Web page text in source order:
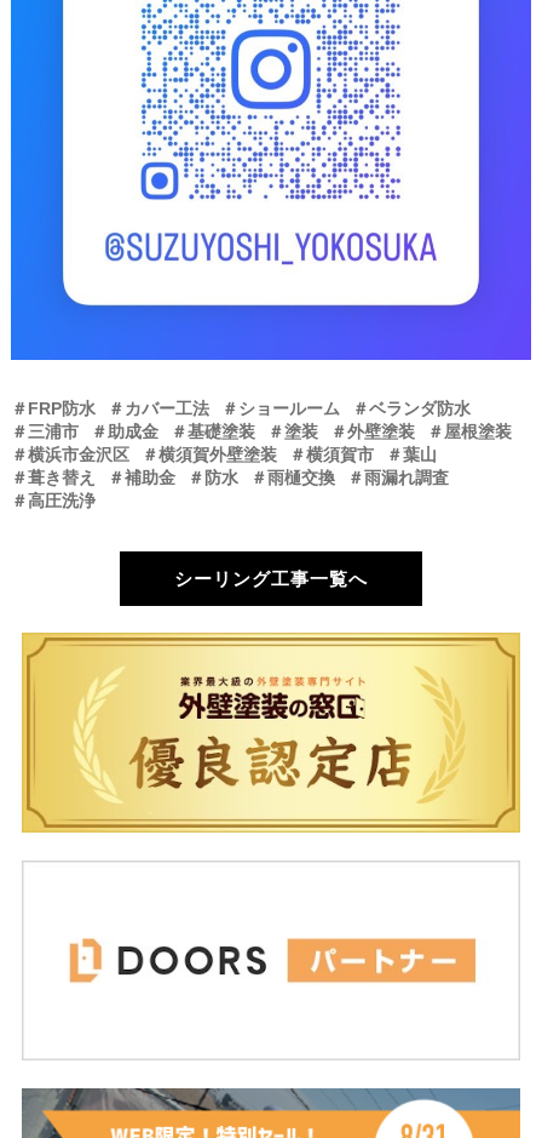
＃FRP防水 ＃カバー工法 ＃ショールーム
＃ベランダ防水
＃三浦市
＃助成金 ＃基礎塗装 ＃塗装 ＃外壁塗装
＃屋根塗装
＃横浜市金沢区
＃横須賀外壁塗装 ＃横須賀市
＃葉山
＃葺き替え
＃補助金 ＃防水 ＃雨樋交換
＃雨漏れ調査
＃高圧洗浄
シーリング工事一覧へ